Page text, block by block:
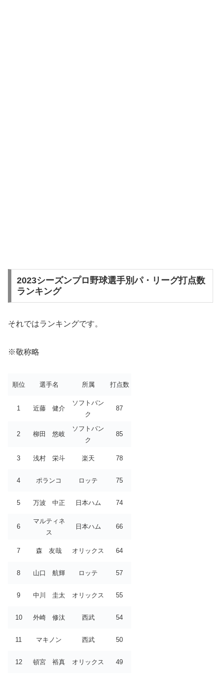
2023シーズンプロ野球選手別パ・リーグ打点数
ランキング
それではランキングです。
※敬称略
順位 選手名 所属 打点数
1 近藤 健介
ソフトバン
ク
87
2 柳田 悠岐
ソフトバン
ク
85
3 浅村 栄斗 楽天 78
4 ポランコ ロッテ 75
5 万波 中正 日本ハム 74
6
マルティネ
ス
日本ハム 66
7 森 友哉 オリックス 64
8 山口 航輝 ロッテ 57
9 中川 圭太 オリックス 55
10 外崎 修汰 西武 54
11 マキノン 西武 50
12 頓宮 裕真 オリックス 49